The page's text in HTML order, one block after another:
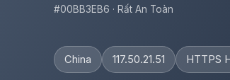
#00BB3EB6 · Rất An Toàn
China 117.50.21.51 HTTPS